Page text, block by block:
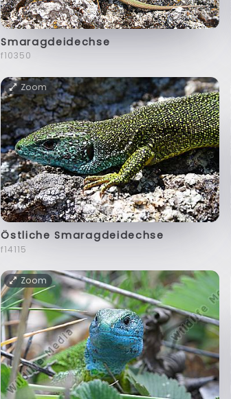
Smaragdeidechse
f10350
Zoom
Östliche Smaragdeidechse
f14115
Zoom